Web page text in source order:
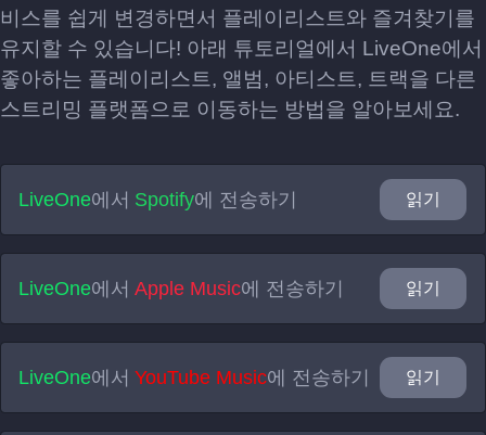
비스를 쉽게 변경하면서 플레이리스트와 즐겨찾기를
유지할 수 있습니다! 아래 튜토리얼에서 LiveOne에서
좋아하는 플레이리스트, 앨범, 아티스트, 트랙을 다른
스트리밍 플랫폼으로 이동하는 방법을 알아보세요.
LiveOne에서 Spotify에 전송하기 읽기
LiveOne에서Apple Music에 전송하기 읽기
LiveOne에서YouTube Music에 전송하기 읽기